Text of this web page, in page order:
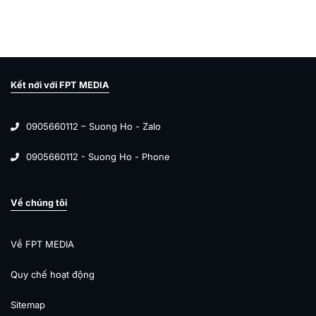
Kết nới với FPT MEDIA
0905660112 – Suong Ho - Zalo
0905660112 - Suong Ho - Phone
Về chúng tôi
Về FPT MEDIA
Quy chế hoạt động
Sitemap